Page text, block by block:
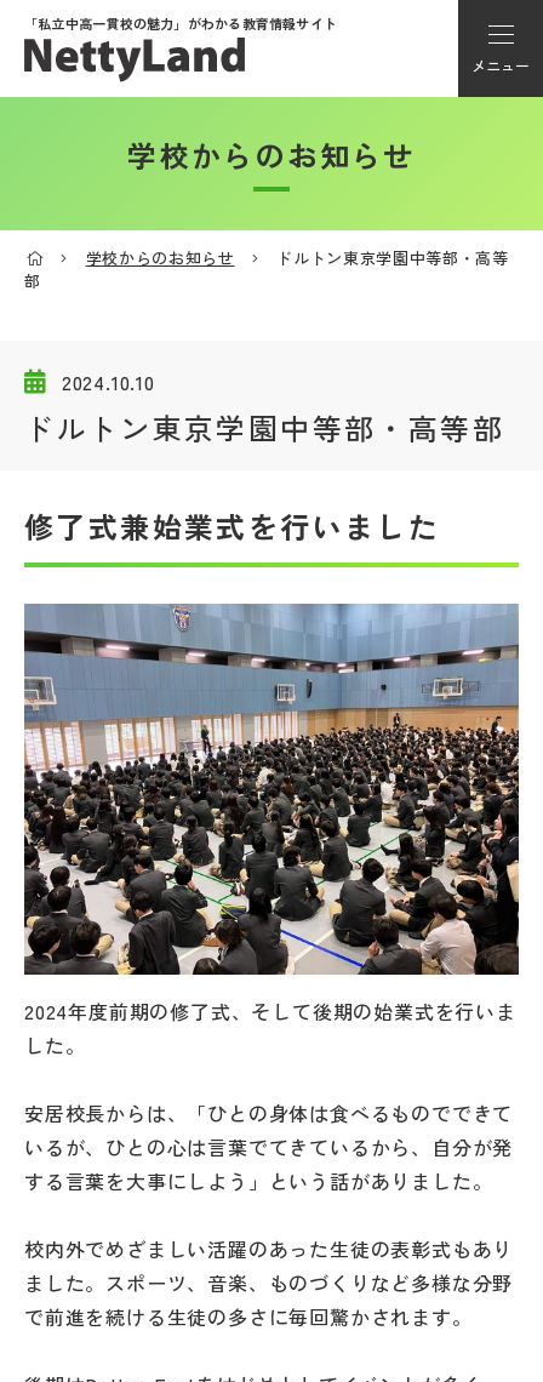
「私立中高一貫校の魅力」がわかる教育情報サイト
メニュー
アカウント登録
メニュー
学校動画
私学探検隊
説明会・イベント情報
よみもの
学校からのお知らせ
学校HP最新情報
特集
NettyLandかわら版
その他
お問い合わせ
個人情報保護方針
サイトマップ
学校からのお知らせ
学校からのお知らせ
ドルトン東京学園中等部・高等
部
2024.10.10
ドルトン東京学園中等部・高等部
修了式兼始業式を行いました
2024年度前期の修了式、そして後期の始業式を行いま
した。
安居校長からは、「ひとの身体は食べるものでできて
いるが、ひとの心は言葉でてきているから、自分が発
する言葉を大事にしよう」という話がありました。
校内外でめざましい活躍のあった生徒の表彰式もあり
ました。スポーツ、音楽、ものづくりなど多様な分野
で前進を続ける生徒の多さに毎回驚かされます。